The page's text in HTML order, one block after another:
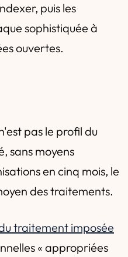
puis les
sophistiquée à
ouvertes.
pas le profil du
sans moyens
en cinq mois, le
des traitements.
traitement imposée
« appropriées